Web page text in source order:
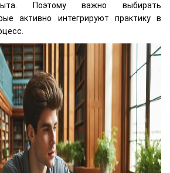
Поэтому важно выбирать
активно интегрируют практику в